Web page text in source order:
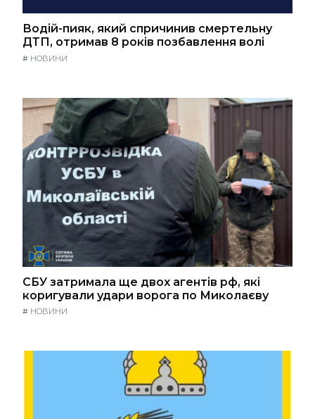
Водій-пияк, який спричинив смертельну
ДТП, отримав 8 років позбавлення волі
# НОВИНИ
СБУ затримала ще двох агентів рф, які
коригували удари ворога по Миколаєву
# НОВИНИ